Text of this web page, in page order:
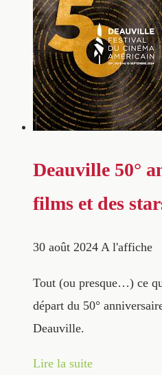
Deauville 50°
films et des
30 août 2024 A l'affiche
Tout (ou presque…) ce
départ du 50°
Deauville.
Lire la suite